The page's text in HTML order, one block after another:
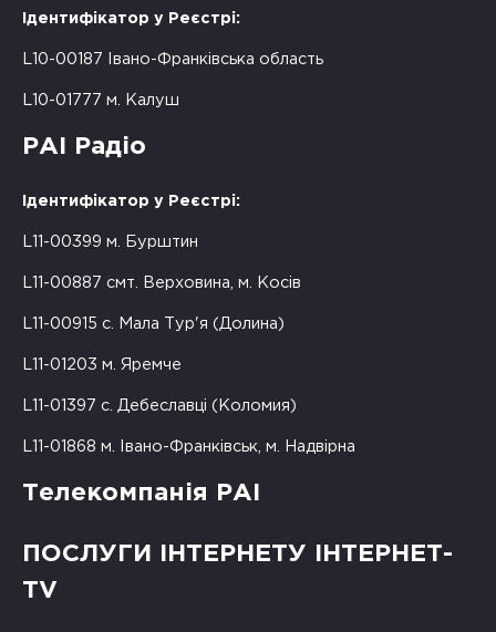
Ідентифікатор у Реєстрі:
L10-00187 Івано-Франківська область
L10-01777 м. Калуш
РАІ Радіо
Ідентифікатор у Реєстрі:
L11-00399 м. Бурштин
L11-00887 смт. Верховина, м. Косів
L11-00915 с. Мала Тур'я (Долина)
L11-01203 м. Яремче
L11-01397 с. Дебеславці (Коломия)
L11-01868 м. Івано-Франківськ, м. Надвірна
Телекомпанія РАІ
ПОСЛУГИ ІНТЕРНЕТУ ІНТЕРНЕТ-
TV